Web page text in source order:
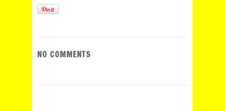
NO COMMENTS